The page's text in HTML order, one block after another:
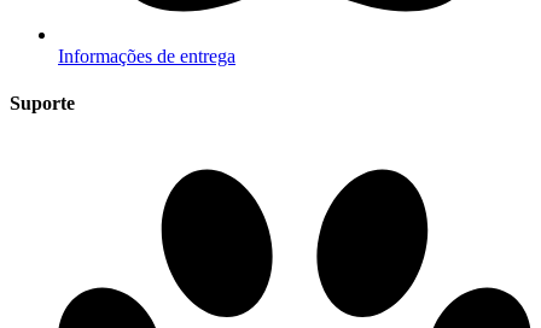
Informações de entrega
Suporte